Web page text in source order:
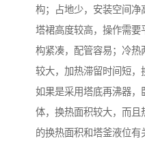
构；占地少，安装空间净
塔裙高度较高，操作需
构紧凑，配管容易；冷
较大，加热滞留时间短，
如果是采用塔底再沸器
体，换热面积较大，而
的换热面积和塔釜液位